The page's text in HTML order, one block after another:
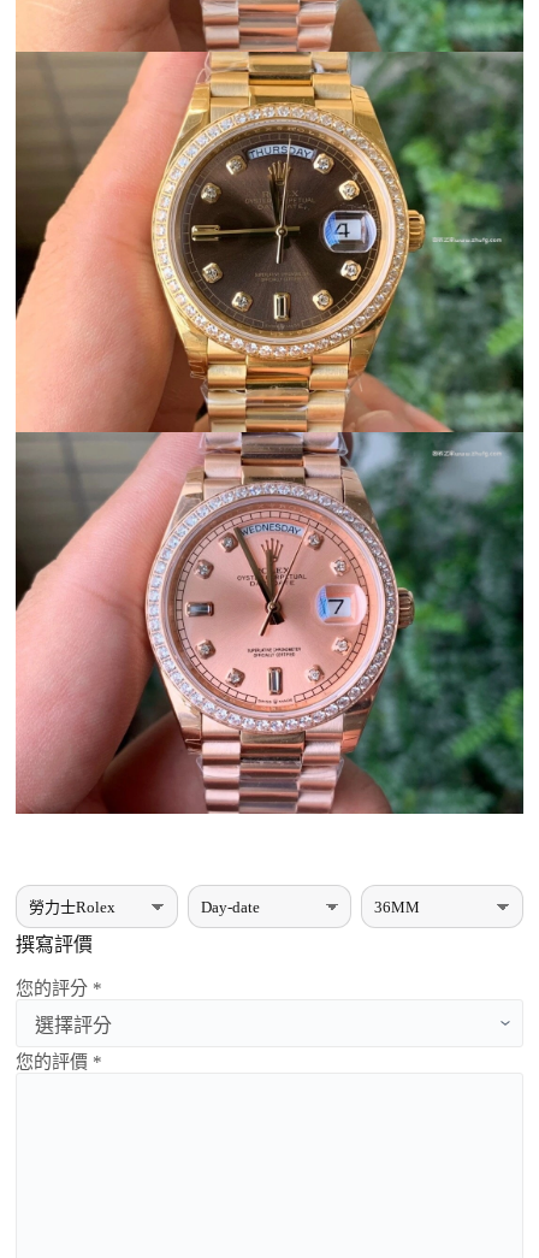
撰寫評價
您的評分 *
您的評價 *